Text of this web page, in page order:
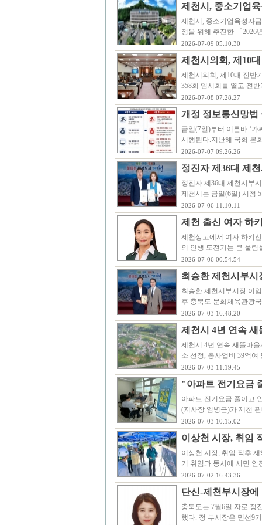
제천시, 중소기업
제천시, 중소기업육성자
정을 위해 추진한 「
2026-07-09 05:10:30
제천시의회, 제10
제천시의회, 제10대 전반
358회 임시회를 열고 전
2026-07-08 07:28:27
개정 정보통신망
금일(7일)부터 이른바 ‘가
시행된다.지난해 국회 본
2026-07-07 09:26:26
정진자 제36대 제
정진자 제36대 제천시부
제천시는 금일(6일) 시청
2026-07-06 11:10:11
제천 출신 여자 하
제천상고에서 여자 하키
의 인생 도전기는 큰 울
2026-07-06 00:54:54
최승환 제천시부
최승환 제천시부시장 이
후 충북도 문화체육관광
2026-07-03 16:48:20
제천시 4년 연속
제천시 4년 연속 새뜰마
소 선정, 총사업비 39억
2026-07-03 11:19:45
"아파트 전기요금
아파트 전기요금 줄이고
(지사장 임병근)가 제천
2026-07-03 10:15:02
이상천 시장, 취임
이상천 시장, 취임 직후
기 취임과 동시에 시민
2026-07-02 16:43:36
단신-제천부시장
충북도는 7월6일 자로 정
했다. 정 부시장은 민선9